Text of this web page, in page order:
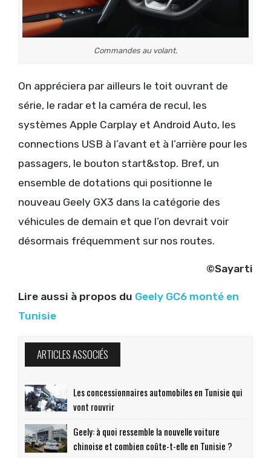
Commandes au volant.
On appréciera par ailleurs le toit ouvrant de
série, le radar et la caméra de recul, les
systèmes Apple Carplay et Android Auto, les
connections USB à l’avant et à l’arrière pour les
passagers, le bouton start&stop. Bref, un
ensemble de dotations qui positionne le
nouveau Geely GX3 dans la catégorie des
véhicules de demain et que l’on devrait voir
désormais fréquemment sur nos routes.
©Sayarti
Lire aussi à propos du Geely GC6 monté en
Tunisie
ARTICLES ASSOCIÉS
Les concessionnaires automobiles en Tunisie qui
vont rouvrir
Geely: à quoi ressemble la nouvelle voiture
chinoise et combien coûte-t-elle en Tunisie ?